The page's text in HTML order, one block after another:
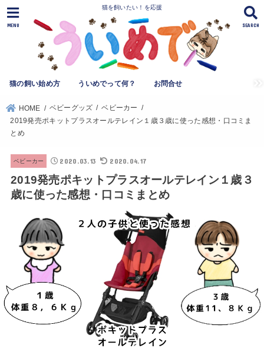
猫を飼いたい！を応援
SEARCH
MENU
猫の飼い始め方 ういめでって何？ お問合せ
HOME ベビーグッズ
ベビーカー
2019発売ポキットプラスオールテレイン１歳３歳に使った感想・口コミま
とめ
ベビーカー 2020.03.13 2020.04.17
2019発売ポキットプラスオールテレイン１歳３
歳に使った感想・口コミまとめ